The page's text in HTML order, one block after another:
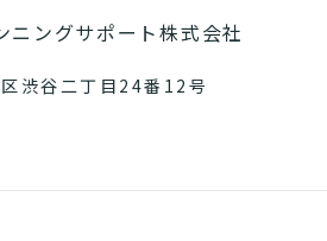
ニングサポート株式会社
渋谷二丁目24番12号